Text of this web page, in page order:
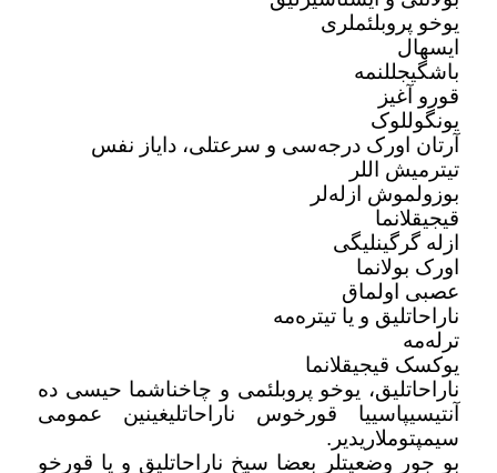
یوخو پروبلئملری
ایسهال
باشگیجللنمه
قورو آغیز
یونگوللوک
آرتان اورک درجه‌سی و سرعتلی، دایاز نفس
تیترمیش اللر
بوزولموش از‌له‌لر
قیجیقلانما
از‌له گرگینلیگی
اورک بولانما
عصبی اولماق
ناراحاتلیق و یا تیتره‌مه
ترله‌مه
یوکسک قیجیقلانما
ناراحاتلیق، یوخو پروبلئمی و چاخناشما حیسی ده
آنتیسیپاسییا قورخوس ناراحاتلیغینین عمومی
سیمپتوملاریدیر .
بو جور وضعیتلر بعضا سیخ ناراحاتلیق و یا قورخو